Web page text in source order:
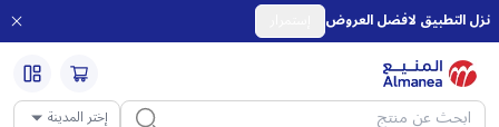
نزل التطبيق لافضل العروض
إختر المدينة